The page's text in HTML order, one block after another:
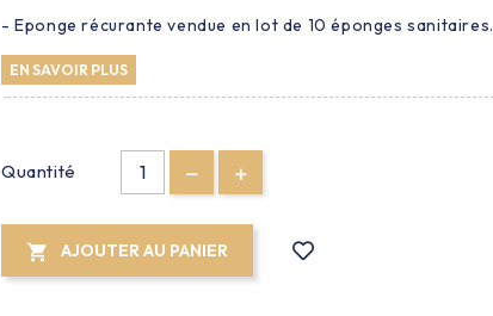
- Eponge récurante vendue en lot de 10 éponges sanitaires.
EN SAVOIR PLUS
Quantité
 AJOUTER AU PANIER